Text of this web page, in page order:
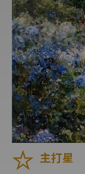
主打星